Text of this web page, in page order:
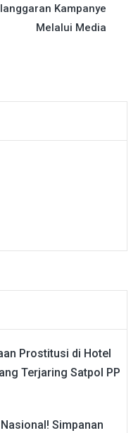
Kampanye
Melalui Media
Prostitusi di Hotel
Terjaring Satpol PP
Simpanan